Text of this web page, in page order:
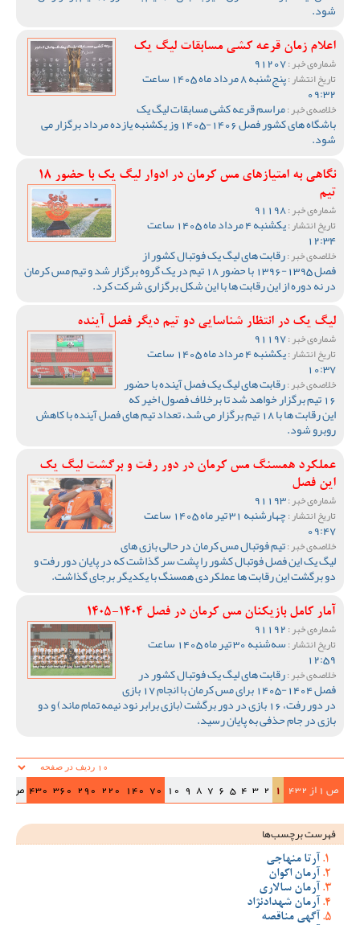
شود.
اعلام زمان قرعه کشی مسابقات لیگ یک
شماره‌ی خبر :
تاریخ انتشار : پنج‌شنبه 8 مرداد ماه 1405 ساعت
09:32
خلاصه‌ی خبر :مراسم قرعه کشی مسابقات لیگ یک
باشگاه های کشور فصل 1406-1405 وز یکشنبه یازده مرداد برگزار می
شود.
نگاهی به امتیازهای مس کرمان در ادوار لیگ یک با حضور 18
تیم
شماره‌ی خبر :
تاریخ انتشار : یکشنبه 4 مرداد ماه 1405 ساعت
12:34
خلاصه‌ی خبر :رقابت های لیگ یک فوتبال کشور از
فصل 1395-1396 با حضور 18 تیم در یک گروه برگزار شد و تیم مس کرمان
در نه دوره از این رقابت ها با این شکل برگزاری شرکت کرد.
لیگ یک در انتظار شناسایی دو تیم دیگر فصل آینده
شماره‌ی خبر :
تاریخ انتشار : یکشنبه 4 مرداد ماه 1405 ساعت
10:37
خلاصه‌ی خبر :رقابت های لیگ یک فصل آینده با حضور
16 تیم برگزار خواهد شد تا برخلاف فصول اخیر که
این رقابت ها با 18 تیم برگزار می شد، تعداد تیم های فصل آینده با کاهش
روبرو شود.
عملکرد همسنگ مس کرمان در دور رفت و برگشت لیگ یک
این فصل
شماره‌ی خبر :
تاریخ انتشار : چهارشنبه 31 تیر ماه 1405 ساعت
09:47
خلاصه‌ی خبر :تیم فوتبال مس کرمان در حالی بازی های
لیگ یک این فصل فوتبال کشور را پشت سر گذاشت که در پایان دور رفت و
دو برگشت این رقابت ها عملکردی همسنگ با یکدیگر برجای گذاشت.
آمار کامل بازیکنان مس کرمان در فصل 1404-1405
شماره‌ی خبر :
تاریخ انتشار : سه‌شنبه 30 تیر ماه 1405 ساعت
12:59
خلاصه‌ی خبر :رقابت های لیگ یک فوتبال کشور در
فصل 1404-1405 برای مس کرمان با انجام 17 بازی
در دور رفت، 16 بازی در دور برگشت (بازی برابر نود نیمه تمام ماند) و دو
بازی در جام حذفی به پایان رسید.
ص 1 از 432 1
2
3
4
5
6
7
8
9
10
70
140
220
290
360
430
فهرست برچسب‌ها
آرتا منهاجی
آرمان اکوان
آرمان سالاری
آرمان شهدادنژاد
آگهی مناقصه